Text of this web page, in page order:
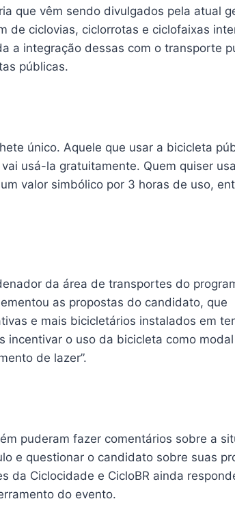
que vêm sendo divulgados pela atual
de ciclovias, ciclorrotas e ciclofaixas
a integração dessas com o transporte
públicas.
único. Aquele que usar a bicicleta
usá-la gratuitamente. Quem quiser
valor simbólico por 3 horas de uso,
da área de transportes do
as propostas do candidato, que
e mais bicicletários instalados em
incentivar o uso da bicicleta como
de lazer”.
puderam fazer comentários sobre a
e questionar o candidato sobre suas
da Ciclocidade e CicloBR ainda
do evento.